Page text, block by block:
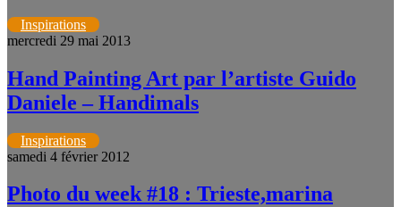
Inspirations
mercredi 29 mai 2013
Hand Painting Art par l’artiste Guido
Daniele – Handimals
Inspirations
samedi 4 février 2012
Photo du week #18 : Trieste,marina